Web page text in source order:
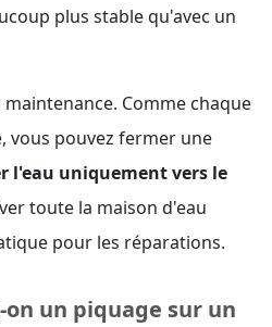
plus stable qu'avec un
Comme chaque
vous pouvez fermer une
l'eau uniquement vers le
toute la maison d'eau
pour les réparations.
un piquage sur un